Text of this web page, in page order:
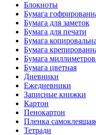
Блокноты
Бумага
Бумага для заметок
Бумага для печати
Бумага
Бумага
Бумага
Бумага цветная
Дневники
Ежедневники
Записные книжки
Картон
Пенокартон
Пленка
Тетради